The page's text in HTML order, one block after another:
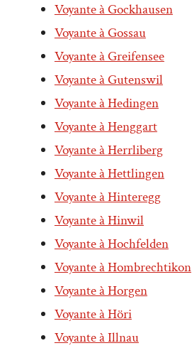
Voyante à Gockhausen
Voyante à Gossau
Voyante à Greifensee
Voyante à Gutenswil
Voyante à Hedingen
Voyante à Henggart
Voyante à Herrliberg
Voyante à Hettlingen
Voyante à Hinteregg
Voyante à Hinwil
Voyante à Hochfelden
Voyante à Hombrechtikon
Voyante à Horgen
Voyante à Höri
Voyante à Illnau